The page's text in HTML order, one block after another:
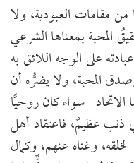
مقامات العبودية، ولا
المحبة بمعناها الشرعي
على الوجه اللائق به
المحبة، ولا يضرُّه أن
الاتحاد -سواء كان روحيًّا
ذنب عظيمٌ، فاعتقاد أهل
وغناه عنهم، وكمال